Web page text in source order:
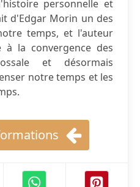
personnelle et
d'Edgar Morin un des
temps, et l'auteur
à la convergence des
et désormais
notre temps et les